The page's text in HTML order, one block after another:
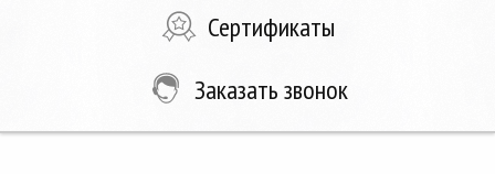
Сертификаты
Заказать звонок